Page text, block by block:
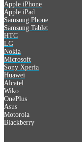
Apple iPhone
Apple iPad
Samsung Phone
Samsung Tablet
HTC
LG
Nokia
Microsoft
Sony Xperia
Huawei
Alcatel
Wiko
OnePlus
Asus
Motorola
Blackberry